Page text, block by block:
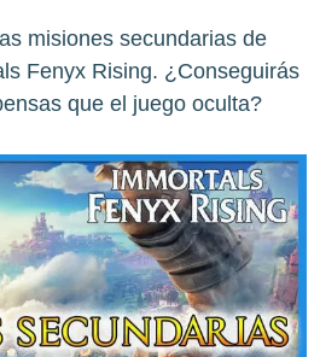
misiones secundarias de
Fenyx Rising. ¿Conseguirás
que el juego oculta?